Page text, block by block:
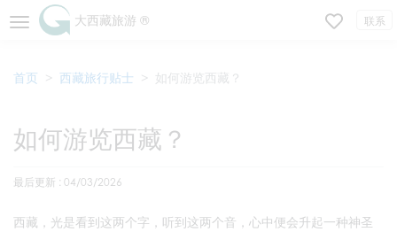
大西藏旅游 ® 联系
首页 西藏旅行贴士 如何游览西藏？
如何游览西藏？
最后更新 : 04/03/2026
西藏，光是看到这两个字，听到这两个音，心中便会升起一种神圣